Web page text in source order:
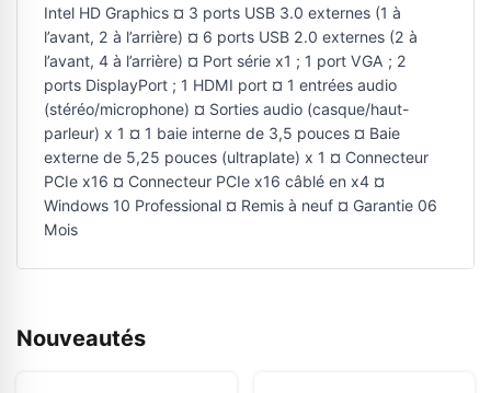
Intel HD Graphics ¤ 3 ports USB 3.0 externes (1 à
l’avant, 2 à l’arrière) ¤ 6 ports USB 2.0 externes (2 à
l’avant, 4 à l’arrière) ¤ Port série x1 ; 1 port VGA ; 2
ports DisplayPort ; 1 HDMI port ¤ 1 entrées audio
(stéréo/microphone) ¤ Sorties audio (casque/haut-
parleur) x 1 ¤ 1 baie interne de 3,5 pouces ¤ Baie
externe de 5,25 pouces (ultraplate) x 1 ¤ Connecteur
PCIe x16 ¤ Connecteur PCIe x16 câblé en x4 ¤
Windows 10 Professional ¤ Remis à neuf ¤ Garantie 06
Mois
Nouveautés